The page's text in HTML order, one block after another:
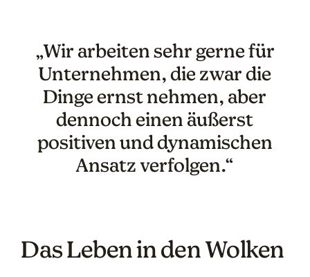
„Wir arbeiten sehr gerne für
Unternehmen, die zwar die
Dinge ernst nehmen, aber
dennoch einen äußerst
positiven und dynamischen
Ansatz verfolgen.“
Das Leben in den Wolken